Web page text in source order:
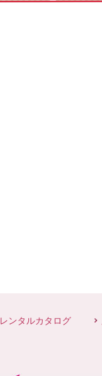
レンタルカタログ